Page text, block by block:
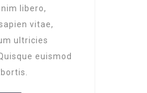
libero,
vitae,
ultricies
euismod